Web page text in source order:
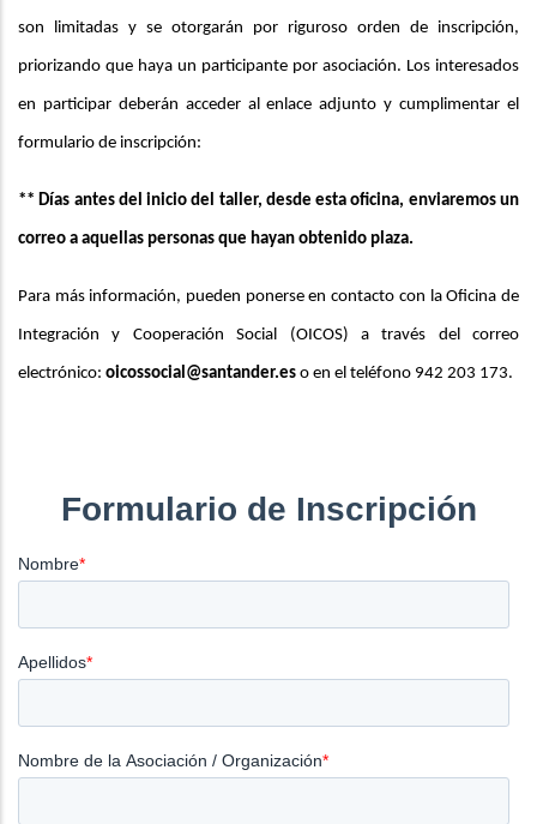
son limitadas y se otorgarán por riguroso orden de inscripción,
priorizando que haya un participante por asociación. Los interesados
en participardeberán acceder al enlace adjunto y cumplimentar el
formulario de inscripción:
** Días antes del inicio del taller, desde esta oficina, enviaremos un
correo a aquellas personas que hayan obtenido plaza.
Para más información, pueden ponerse en contacto con la Oficina de
Integración y Cooperación Social (OICOS) a través del correo
electrónico: oicossocial@santander.es o en el teléfono 942 203 173.